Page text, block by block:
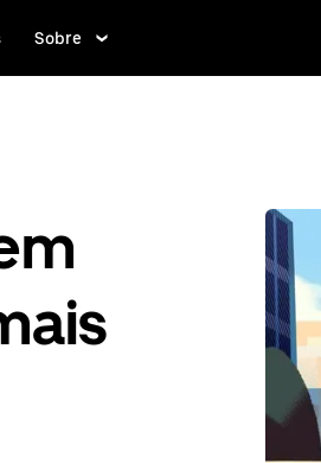
Sobre